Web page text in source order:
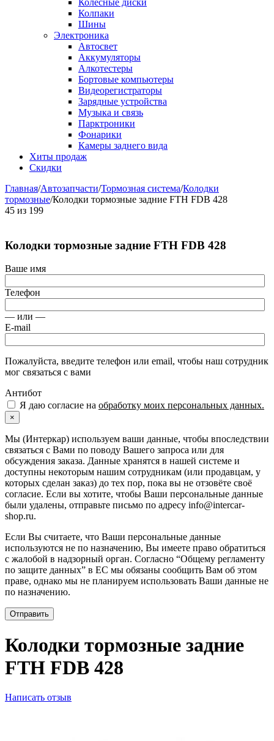
Колесные диски
Колпаки
Шины
Электроника
Автосвет
Аккумуляторы
Алкотестеры
Бортовые компьютеры
Видеорегистраторы
Зарядные устройства
Музыка и связь
Парктроники
Фонарики
Камеры заднего вида
Хиты продаж
Скидки
Главная/Автозапчасти/Тормозная система/Колодки
тормозные/Колодки тормозные задние FTH FDB 428
45 из 199
Колодки тормозные задние FTH FDB 428
Ваше имя
Телефон
— или —
E-mail
Пожалуйста, введите телефон или email, чтобы наш сотрудник
мог связаться с вами
Антибот
Я даю согласие на обработку моих персональных данных.
×
Мы (Интеркар) используем ваши данные, чтобы впоследствии
связаться с Вами по поводу Вашего запроса или для
обсуждения заказа. Данные хранятся в нашей системе и
доступны некоторым нашим сотрудникам (или продавцам, у
которых сделан заказ) до тех пор, пока вы не отзовёте своё
согласие. Если вы хотите, чтобы Ваши персональные данные
были удалены, отправьте письмо по адресу info@intercar-
shop.ru.
Если Вы считаете, что Ваши персональные данные
используются не по назначению, Вы имеете право обратиться
с жалобой в надзорный орган. Согласно “Общему регламенту
по защите данных” в ЕС мы обязаны сообщить Вам об этом
праве, однако мы не планируем использовать Ваши данные не
по назначению.
Отправить
Колодки тормозные задние
FTH FDB 428
Написать отзыв